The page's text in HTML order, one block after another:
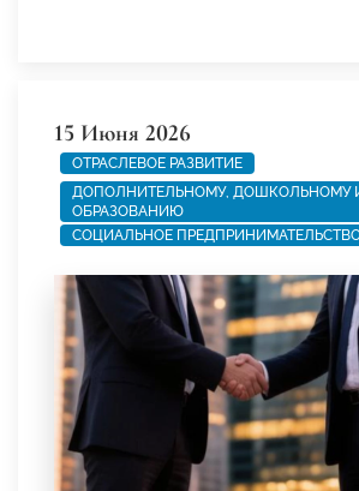
15 Июня 2026
ОТРАСЛЕВОЕ РАЗВИТИЕ
ДОПОЛНИТЕЛЬНОМУ, ДОШКОЛЬНОМУ
ОБРАЗОВАНИЮ
СОЦИАЛЬНОЕ